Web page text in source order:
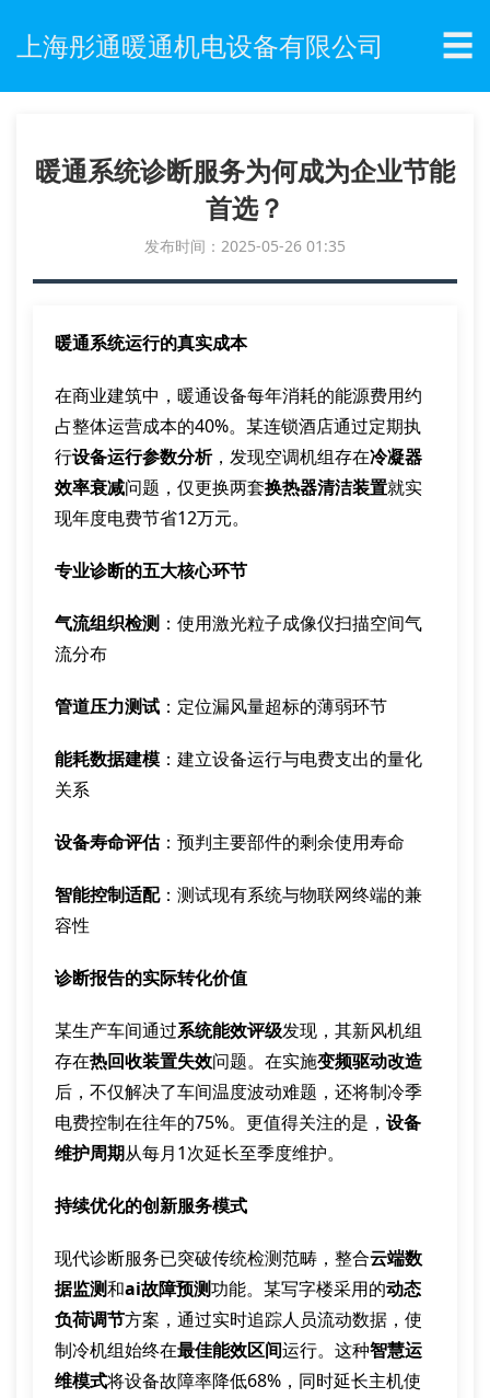
上海彤通暖通机电设备有限公司 ☰
暖通系统诊断服务为何成为企业节能
首选？
发布时间：2025-05-26 01:35
暖通系统运行的真实成本
在商业建筑中，暖通设备每年消耗的能源费用约
占整体运营成本的40%。某连锁酒店通过定期执
行设备运行参数分析，发现空调机组存在冷凝器
效率衰减问题，仅更换两套换热器清洁装置就实
现年度电费节省12万元。
专业诊断的五大核心环节
气流组织检测 ：使用激光粒子成像仪扫描空间气
流分布
管道压力测试 ：定位漏风量超标的薄弱环节
能耗数据建模 ：建立设备运行与电费支出的量化
关系
设备寿命评估：预判主要部件的剩余使用寿命
智能控制适配：测试现有系统与物联网终端的兼
容性
诊断报告的实际转化价值
某生产车间通过系统能效评级发现，其新风机组
存在热回收装置失效问题。在实施变频驱动改造
后，不仅解决了车间温度波动难题，还将制冷季
电费控制在往年的75%。更值得关注的是， 设备
维护周期从每月1次延长至季度维护。
持续优化的创新服务模式
现代诊断服务已突破传统检测范畴，整合云端数
据监测和ai故障预测功能。某写字楼采用的动态
负荷调节方案，通过实时追踪人员流动数据，使
制冷机组始终在最佳能效区间运行。这种智慧运
维模式将设备故障率降低68%，同时延长主机使